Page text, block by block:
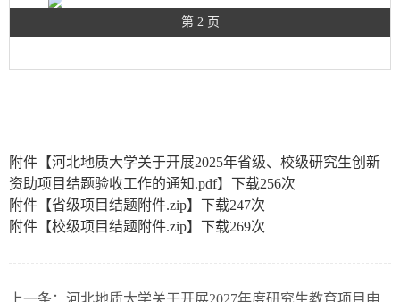
第 2 页
附件【河北地质大学关于开展2025年省级、校级研究生创新
资助项目结题验收工作的通知.pdf】下载256次
附件【省级项目结题附件.zip】下载247次
附件【校级项目结题附件.zip】下载269次